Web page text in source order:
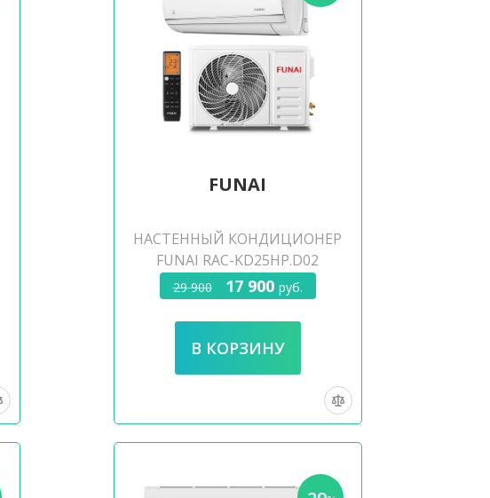
FUNAI
НАСТЕННЫЙ КОНДИЦИОНЕР
FUNAI RAC-KD25HP.D02
29 900 17 900 руб.